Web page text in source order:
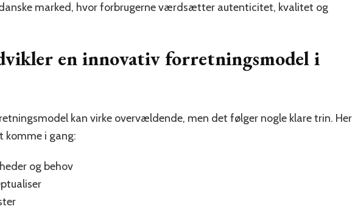
marked, hvor forbrugerne værdsætter autenticitet, kvalitet og
en innovativ forretningsmodel i
kan virke overvældende, men det følger nogle klare trin. Her
komme i gang:
og behov